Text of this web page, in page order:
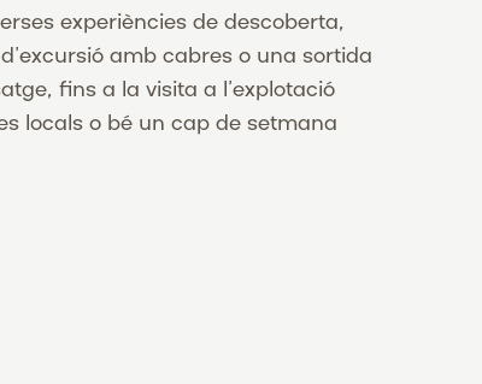
experiències de descoberta,
amb cabres o una sortida
fins a la visita a l’explotació
locals o bé un cap de setmana